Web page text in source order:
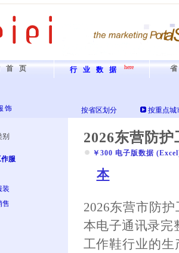
首页 行业数据 here
饰 按省区划分 按重点城
服
装
售
2026东营防
￥300 电子版数据
本
2026东营市防
本电子通讯录完
工作鞋行业的